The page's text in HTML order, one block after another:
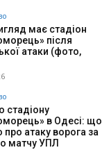
має стадіон
після
атаки (фото,
стадіону
в Одесі: що
про атаку ворога за
матчу УПЛ